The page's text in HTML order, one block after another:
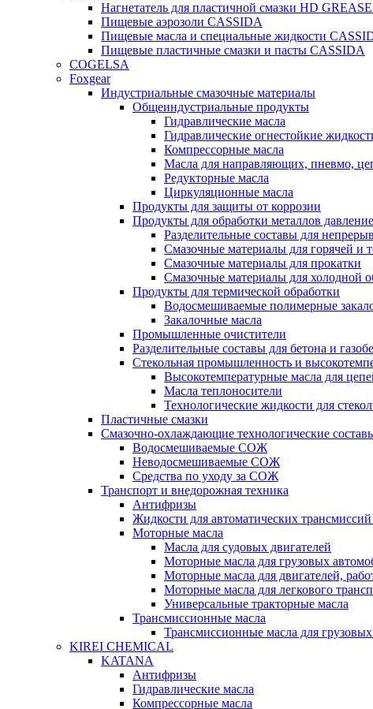
Нагнетатель для пластичной смазки HD
Пищевые аэрозоли CASSIDA
Пищевые масла и специальные жидкости
Пищевые пластичные смазки и пасты CASSIDA
COGELSA
Foxgear
Индустриальные смазочные материалы
Общеиндустриальные продукты
Гидравлические масла
Гидравлические огнестойкие
Компрессорные масла
Масла для направляющих, пневмо,
Редукторные масла
Циркуляционные масла
Продукты для защиты от коррозии
Продукты для обработки металлов
Разделительные составы для
Смазочные материалы для горячей и
Смазочные материалы для прокатки
Смазочные материалы для холодной
Продукты для термической обработки
Водосмешиваемые полимерные
Закалочные масла
Промышленные очистители
Разделительные составы для бетона и
Стекольная промышленность и
Высокотемпературные масла для
Масла теплоносители
Технологические жидкости для
Пластичные смазки
Смазочно-охлаждающие технологические
Водосмешиваемые СОЖ
Неводосмешиваемые СОЖ
Средства по уходу за СОЖ
Транспорт и внедорожная техника
Антифризы
Жидкости для автоматических
Моторные масла
Масла для судовых двигателей
Моторные масла для грузовых
Моторные масла для двигателей,
Моторные масла для легкового
Универсальные тракторные масла
Трансмиссионные масла
Трансмиссионные масла для
KIREI CHEMICAL
KATANA
Антифризы
Гидравлические масла
Компрессорные масла